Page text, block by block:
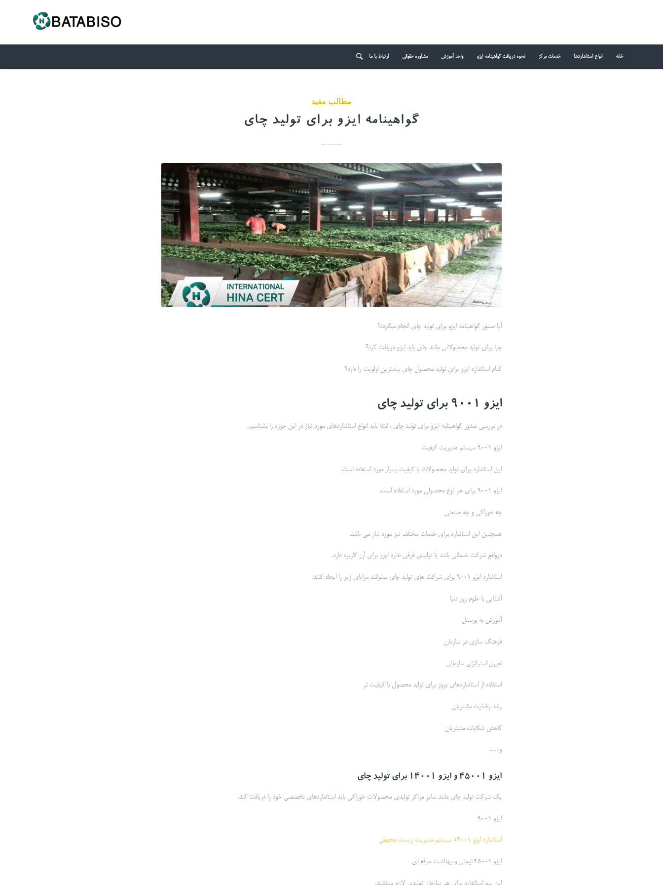
خانه انواع استانداردها خدمات مرکز نحوه دریافت گواهینامه ایزو واحد آموزش مشاوره حقوقی ارتباط با ما
مطالب مفید
گواهینامه ایزو برای تولید چای
آیا صدور گواهینامه ایزو برای تولید چای انجام میگردد؟
چرا برای تولید محصولاتی مانند چای باید ایزو دریافت کرد؟
کدام استاندارد ایزو برای تولید محصول چای بیشترین اولویت را دارد؟
ایزو 9001 برای تولید چای
در بررسی صدور گواهینامه ایزو برای تولید چای ، ابتدا باید انواع استانداردهای مورد نیاز در این حوزه را بشناسیم.
ایزو 9001 سیستم مدیریت کیفیت
این استاندارد برای تولید محصولات با کیفیت بسیار مورد استفاده است.
ایزو 9001 برای هر نوع محصولی مورد استفاده است.
چه خوراکی و چه صنعتی
همچنین این استاندارد برای خدمات مختلف نیز مورد نیاز می باشد.
درواقع شرکت خدماتی باشد یا تولیدی فرقی ندارد ایزو برای آن کاربرد دارد.
استاندارد ایزو 9001 برای شرکت های تولید چای میتوانند مزایای زیر را ایجاد کنند:
آشنایی با علوم روز دنیا
آموزش به پرسنل
فرهنگ سازی در سازمان
تعیین استراتژی سازمانی
استفاده از استانداردهای بروز برای تولید محصول با کیفیت تر
رشد رضایت مشتریان
کاهش شکایات مشتریان
و….
ایزو 45001 و ایزو 14001 برای تولید چای
یک شرکت تولید چای مانند سایر مراکز تولیدی محصولات خوراکی باید استانداردهای تخصصی خود را دریافت کند.
ایزو 9001
استاندارد ایزو 14001 سیستم مدیریت زیست محیطی
ایزو 45001 ایمنی و بهداشت حرفه ای